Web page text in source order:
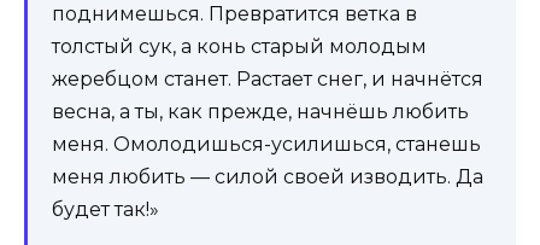
поднимешься. Превратится ветка в
толстый сук, а конь старый молодым
жеребцом станет. Растает снег, и начнётся
весна, а ты, как прежде, начнёшь любить
меня. Омолодишься-усилишься, станешь
меня любить — силой своей изводить. Да
будет так!»